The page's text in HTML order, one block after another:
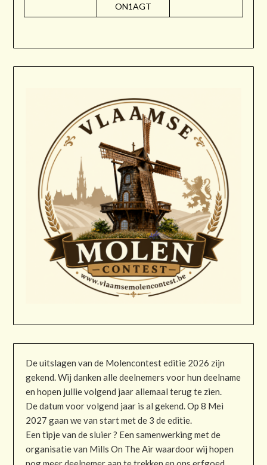
ON1AGT
De uitslagen van de Molencontest editie 2026 zijn
gekend. Wij danken alle deelnemers voor hun deelname
en hopen jullie volgend jaar allemaal terug te zien.
De datum voor volgend jaar is al gekend. Op 8 Mei
2027 gaan we van start met de 3 de editie.
Een tipje van de sluier ? Een samenwerking met de
organisatie van Mills On The Air waardoor wij hopen